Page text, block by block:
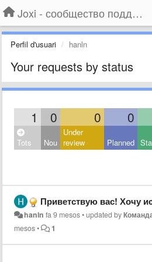
Joxi - сообщество поддержки
Perfil d'usuari hanln
Your requests by status
1 0 0 0
Tots Nou
Under
review
Planned
Приветствую вас! Хочу использовать ваше
hanln fa 9 mesos•updated by
mesos• 1